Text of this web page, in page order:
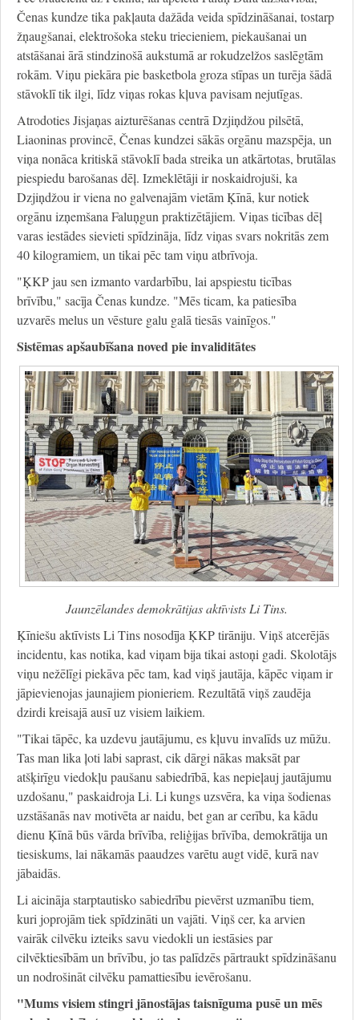
Čenas kundze tika pakļauta dažāda veida spīdzināšanai, tostarp
žņaugšanai, elektrošoka steku triecieniem, piekaušanai un
atstāšanai ārā stindzinošā aukstumā ar rokudzelžos saslēgtām
rokām. Viņu piekāra pie basketbola groza stīpas un turēja šādā
stāvoklī tik ilgi, līdz viņas rokas kļuva pavisam nejutīgas.
Atrodoties Jisjaņas aizturēšanas centrā Dzjiņdžou pilsētā,
Liaoninas provincē, Čenas kundzei sākās orgānu mazspēja, un
viņa nonāca kritiskā stāvoklī bada streika un atkārtotas, brutālas
piespiedu barošanas dēļ. Izmeklētāji ir noskaidrojuši, ka
Dzjiņdžou ir viena no galvenajām vietām Ķīnā, kur notiek
orgānu izņemšana Faluņgun praktizētājiem. Viņas ticības dēļ
varas iestādes sievieti spīdzināja, līdz viņas svars nokritās zem
40 kilogramiem, un tikai pēc tam viņu atbrīvoja.
"ĶKP jau sen izmanto vardarbību, lai apspiestu ticības
brīvību," sacīja Čenas kundze. "Mēs ticam, ka patiesība
uzvarēs melus un vēsture galu galā tiesās vainīgos."
Sistēmas apšaubīšana noved pie invaliditātes
Jaunzēlandes demokrātijas aktīvists Li Tins.
Ķīniešu aktīvists Li Tins nosodīja ĶKP tirāniju. Viņš atcerējās
incidentu, kas notika, kad viņam bija tikai astoņi gadi. Skolotājs
viņu nežēlīgi piekāva pēc tam, kad viņš jautāja, kāpēc viņam ir
jāpievienojas jaunajiem pionieriem. Rezultātā viņš zaudēja
dzirdi kreisajā ausī uz visiem laikiem.
"Tikai tāpēc, ka uzdevu jautājumu, es kļuvu invalīds uz mūžu.
Tas man lika ļoti labi saprast, cik dārgi nākas maksāt par
atšķirīgu viedokļu paušanu sabiedrībā, kas nepieļauj jautājumu
uzdošanu," paskaidroja Li. Li kungs uzsvēra, ka viņa šodienas
uzstāšanās nav motivēta ar naidu, bet gan ar cerību, ka kādu
dienu Ķīnā būs vārda brīvība, reliģijas brīvība, demokrātija un
tiesiskums, lai nākamās paaudzes varētu augt vidē, kurā nav
jābaidās.
Li aicināja starptautisko sabiedrību pievērst uzmanību tiem,
kuri joprojām tiek spīdzināti un vajāti. Viņš cer, ka arvien
vairāk cilvēku izteiks savu viedokli un iestāsies par
cilvēktiesībām un brīvību, jo tas palīdzēs pārtraukt spīdzināšanu
un nodrošināt cilvēku pamattiesību ievērošanu.
"Mums visiem stingri jānostājas taisnīguma pusē un mēs